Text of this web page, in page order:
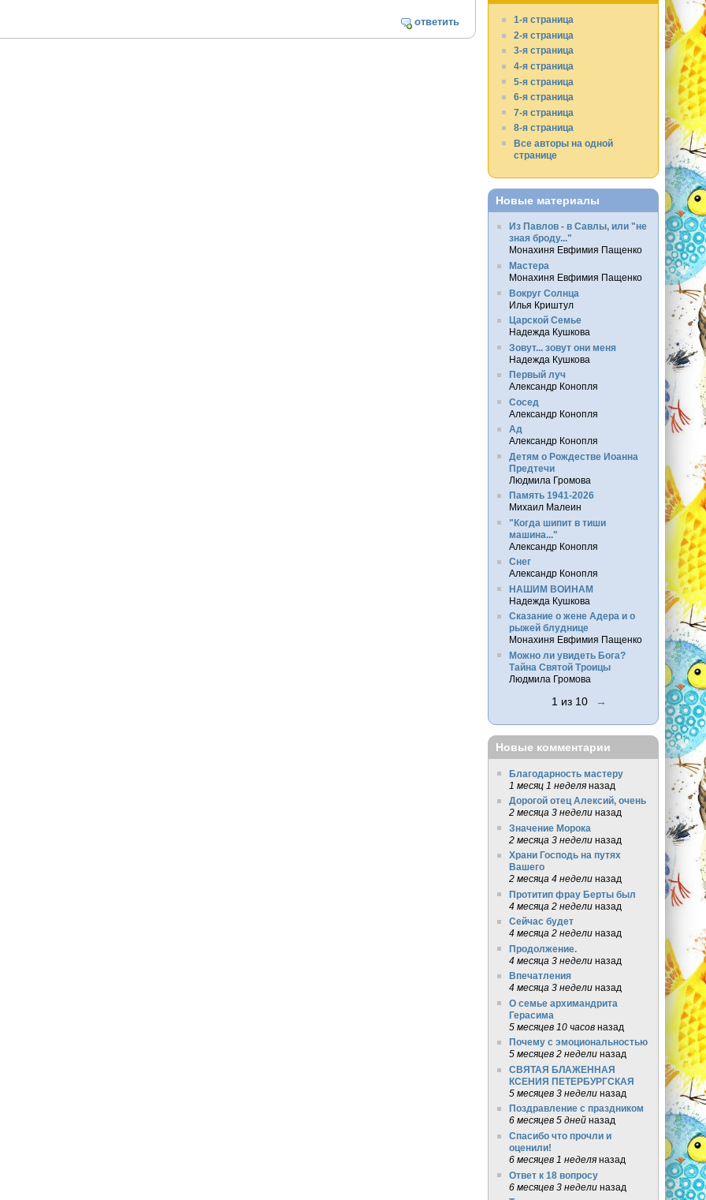
ответить
1-я страница
2-я страница
3-я страница
4-я страница
5-я страница
6-я страница
7-я страница
8-я страница
Все авторы на одной
странице
Новые материалы
Из Павлов - в Савлы, или "не
зная броду..."
Монахиня Евфимия Пащенко
Мастера
Монахиня Евфимия Пащенко
Вокруг Солнца
Илья Криштул
Царской Семье
Надежда Кушкова
Зовут... зовут они меня
Надежда Кушкова
Первый луч
Александр Конопля
Сосед
Александр Конопля
Ад
Александр Конопля
Детям о Рождестве Иоанна
Предтечи
Людмила Громова
Память 1941-2026
Михаил Малеин
"Когда шипит в тиши
машина..."
Александр Конопля
Снег
Александр Конопля
НАШИМ ВОИНАМ
Надежда Кушкова
Сказание о жене Адера и о
рыжей блуднице
Монахиня Евфимия Пащенко
Можно ли увидеть Бога?
Тайна Святой Троицы
Людмила Громова
1 из 10 →
Новые комментарии
Благодарность мастеру
1 месяц 1 неделяназад
Дорогой отец Алексий, очень
2 месяца 3 неделиназад
Значение Морока
2 месяца 3 неделиназад
Храни Господь на путях
Вашего
2 месяца 4 неделиназад
Протитип фрау Берты был
4 месяца 2 неделиназад
Сейчас будет
4 месяца 2 неделиназад
Продолжение.
4 месяца 3 неделиназад
Впечатления
4 месяца 3 неделиназад
О семье архимандрита
Герасима
5 месяцев 10 часовназад
Почему с эмоциональностью
5 месяцев 2 неделиназад
СВЯТАЯ БЛАЖЕННАЯ
КСЕНИЯ ПЕТЕРБУРГСКАЯ
5 месяцев 3 неделиназад
Поздравление с праздником
6 месяцев 5 днейназад
Спасибо что прочли и
оценили!
6 месяцев 1 неделяназад
Ответ к 18 вопросу
6 месяцев 3 неделиназад